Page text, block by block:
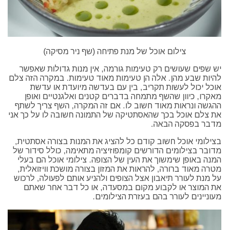
צילום אוכל של מנת פתיחה (שף ניר מסיקה)
יש שפים שעושים רק טעימות גורמה, אין מנות גדולות שאפשר
להיות שבע מהן. אלה הן טעימות מאוד טעימות. במקרה הזה צלם
אוכל יכול לעשות תקריב, בין עם בעדשה מיועדת או עדשת
מאקרו, כיוון שהשף מתמחה בדברים קטנים ואלגנטיים ואופן
ההגשה ונראות מאוד חשוב לו. אם זה המקרה, השף צריך לשתף
את צלם אוכל בכך שהאסתטיקה של התמונה חשובה לו על כך אני
מדבר בפסקה הבאה.
בצילומי אוכל חשוב קודם כל להציג את המנות בצורה אסתטית,
מדובר בצילומים הדורשים קומפוזיציה מתאימה, כולל סידור של
המנה באופן שימשוך את העין של הצופה. צילומי אוכל הם בעלי
מטרה מאוד ברורה, להראות את המזון בצורה מושכת וויזואלית,
על מנת לעורר תיאבון אצל הצופים ולהניע אותם לפעולה, לרכוש
את המוצר או לקבוע מקום במסעדה, או כל דבר אחר שאתם
מעוניינים לעורר בהם בעזרת הצילומים.